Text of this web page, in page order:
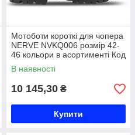
Мотоботи короткі для чопера
NERVE NVKQ006 розмір 42-
46 кольори в асортименті Код
NVKQ006
В наявності
10 145,30 ₴
Купити